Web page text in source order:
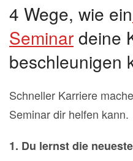
4 Wege, wie ein
Seminar deine
beschleunigen
Schneller Karriere
Seminar dir helfen kann.
1. Du lernst die